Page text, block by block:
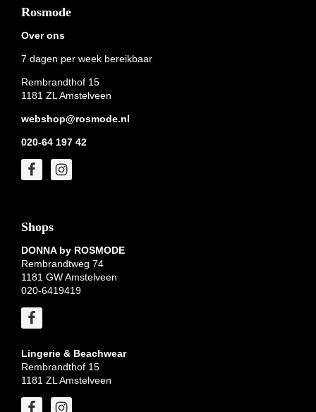
Footer
Rosmode
Over ons
7 dagen per week bereikbaar
Rembrandthof 15
1181 ZL Amstelveen
webshop@rosmode.nl
020-64 197 42
Shops
DONNA by ROSMODE
Rembrandtweg 74
1181 GW Amstelveen
020-6419419
Lingerie & Beachwear
Rembrandthof 15
1181 ZL Amstelveen